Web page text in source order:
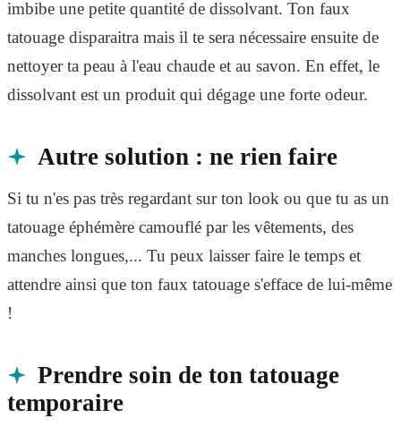
imbibe une petite quantité de dissolvant. Ton faux
tatouage disparaitra mais il te sera nécessaire ensuite de
nettoyer ta peau à l'eau chaude et au savon. En effet, le
dissolvant est un produit qui dégage une forte odeur.
Autre solution : ne rien faire
Si tu n'es pas très regardant sur ton look ou que tu as un
tatouage éphémère camouflé par les vêtements, des
manches longues,... Tu peux laisser faire le temps et
attendre ainsi que ton faux tatouage s'efface de lui-même
!
Prendre soin de ton tatouage
temporaire